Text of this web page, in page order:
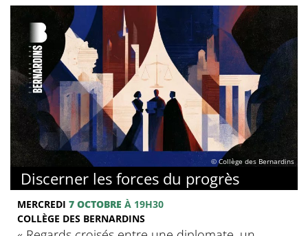
© Collège des Bernardins
Discerner les forces du progrès
MERCREDI 7 OCTOBRE À 19H30
COLLÈGE DES BERNARDINS